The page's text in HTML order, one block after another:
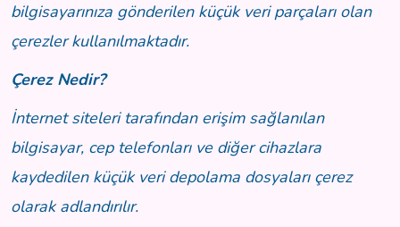
bilgisayarınıza gönderilen küçük veri parçaları olan
çerezler kullanılmaktadır.
Çerez Nedir?
İnternet siteleri tarafından erişim sağlanılan
bilgisayar, cep telefonları ve diğer cihazlara
kaydedilen küçük veri depolama dosyaları çerez
olarak adlandırılır.